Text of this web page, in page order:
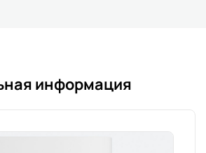
информация